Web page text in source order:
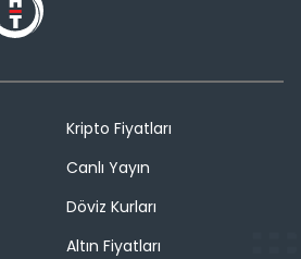
Kripto Fiyatları
Canlı Yayın
Döviz Kurları
Altın Fiyatları